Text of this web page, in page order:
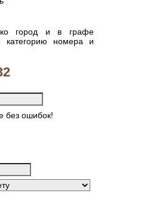
город и в графе
категорию номера и
без ошибок!